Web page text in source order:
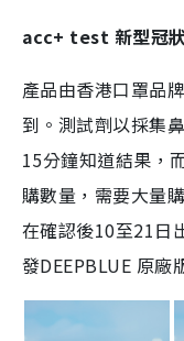
acc+ test 新型冠
產品由香港口罩品
到。測試劑以採集
15分鐘知道結果，
購數量，需要大量
在確認後10至21日
發DEEPBLUE 原廠